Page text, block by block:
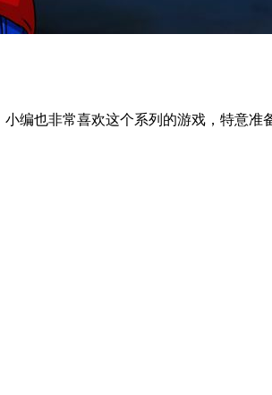
编也非常喜欢这个系列的游戏，特意